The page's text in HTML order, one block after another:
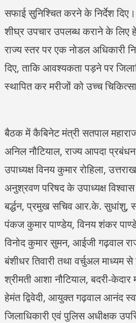
सफाई सुनिश्चित करने के निर्देश
शीघ्र उपचार उपलब्ध कराने के लिए
राज्य स्तर पर एक नोडल अधिकारी
दिए, ताकि आवश्यकता पड़ने पर
स्थापित कर मरीजों को उच्च
बैठक में कैबिनेट मंत्री सतपाल
अनिल नौटियाल, राज्य आपदा
उपाध्यक्ष विनय कुमार रोहिला,
अनुश्रवण परिषद के उपाध्यक्ष
बर्द्धन, प्रमुख सचिव आर.के. सुधांशु,
पंकज कुमार पाण्डेय, विनय शंकर
विनोद कुमार सुमन, आईजी गढ़वाल
बंशीधर तिवारी तथा वर्चुअल माध्यम
श्रीमती आशा नौटियाल, बदरी-केदार
हेमंत द्विवेदी, आयुक्त गढ़वाल आनंद
जिलाधिकारी एवं पुलिस अधीक्षक